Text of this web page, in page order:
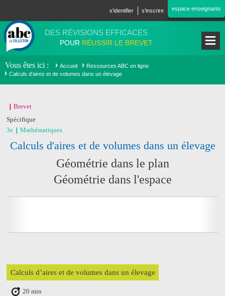
s'identifier s'inscrire espace enseignants
DES RÉVISIONS EFFICACES
POUR RÉUSSIR LE BREVET
Vous êtes ici Accueil
Ressources ABC en ligne
Calculs d'aires et de volumes dans un élevage
Brevet
Spécifique
3e
Mathématiques
Calculs d'aires et de volumes dans un élevage
Géométrie dans le plan
Géométrie dans l'espace
Calculs d’aires et de volumes dans un élevage
20 min